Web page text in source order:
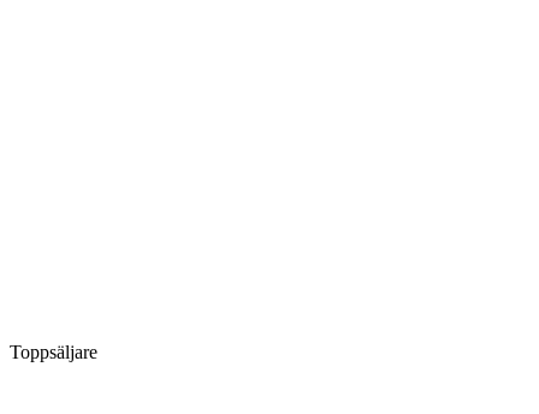
Toppsäljare